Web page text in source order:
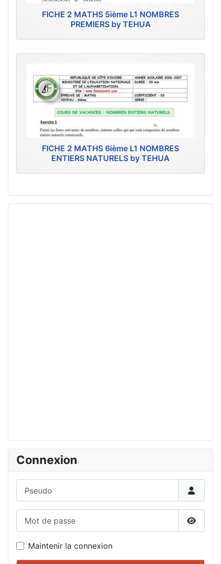
FICHE 2 MATHS 5ième L1 NOMBRES
PREMIERS by TEHUA
FICHE 2 MATHS 6ième L1 NOMBRES
ENTIERS NATURELS by TEHUA
Connexion
Maintenir la connexion